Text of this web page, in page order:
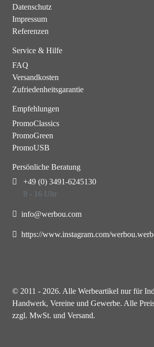
Datenschutz
Impressum
Referenzen
Service & Hilfe
FAQ
Versandkosten
Zufriedenheitsgarantie
Empfehlungen
PromoClassics
PromoGreen
PromoUSB
Persönliche Beratung
+49 (0) 3491-6245130
8 - 16 Uhr
info@werbou.com
https://www.instagram.com/
© 2011 - 2026. Alle Werbeartikel nur für
Handwerk, Vereine und Gewerbe. Alle
zzgl. MwSt. und Versand.